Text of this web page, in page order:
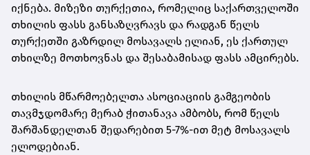
იქნება. მიზეზი თურქეთია, რომელიც საქართველოში
თხილის ფასს განსაზღვრავს და რადგან წელს
თურქეთში გაზრდილ მოსავალს ელიან, ეს ქართულ
თხილზე მოთხოვნას და შესაბამისად ფასს ამცირებს.
თხილის მწარმოებელთა ასოციაციის გამგეობის
თავმჯდომარე მერაბ ჭითანავა ამბობს, რომ წელს
შარშანდელთან შედარებით 5-7%-ით მეტ მოსავალს
ელოდებიან.